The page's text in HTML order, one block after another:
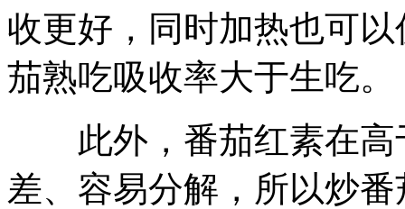
收更好，同时加热也可
茄熟吃吸收率大于生吃。
此外，番茄红素在高
差、容易分解，所以炒